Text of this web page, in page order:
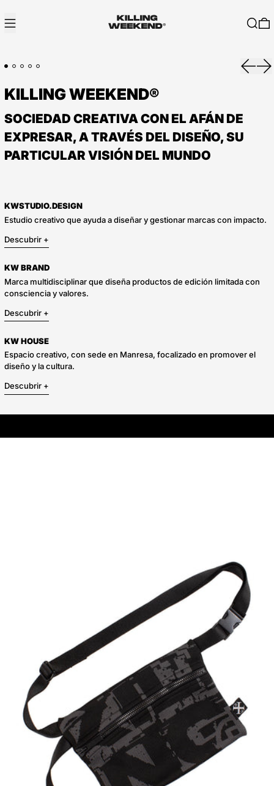
Menú Buscar
KILLING WEEKEND®
SOCIEDAD CREATIVA CON EL AFÁN DE
EXPRESAR, A TRAVÉS DEL DISEÑO, SU
PARTICULAR VISIÓN DEL MUNDO
KWSTUDIO.DESIGN
Estudio creativo que ayuda a diseñar y gestionar marcas con impacto.
Descubrir +
KW BRAND
Marca multidisciplinar que diseña productos de edición limitada con
consciencia y valores.
Descubrir +
KW HOUSE
Espacio creativo, con sede en Manresa, focalizado en promover el
diseño y la cultura.
Descubrir +